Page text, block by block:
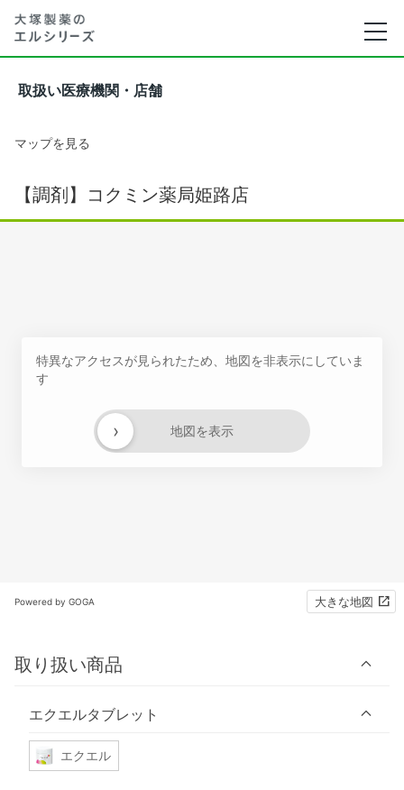
取扱い医療機関・店舗
マップを見る
【調剤】コクミン薬局姫路店
特異なアクセスが見られたため、地図を非表示にしていま
す
地図を表示
›
Powered by GOGA 大きな地図
取り扱い商品
エクエルタブレット
エクエル